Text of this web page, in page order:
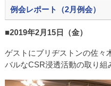
例会レポート（2月例会）
■2019年2月15日（金）
ゲストにブリヂストンの佐々
バルなCSR浸透活動の取り組